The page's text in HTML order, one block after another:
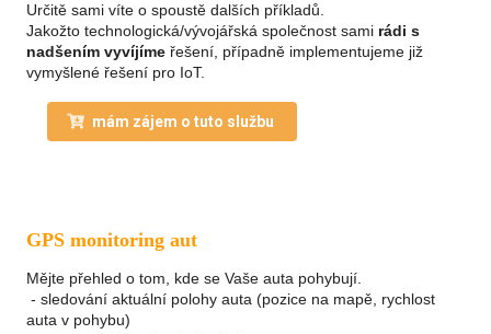
Určitě sami víte o spoustě dalších příkladů.
Jakožto technologická/vývojářská společnost sami rádi s
nadšením vyvíjíme řešení, případně implementujeme již
vymyšlené řešení pro IoT.
mám zájem o tuto službu
GPS monitoring aut
Mějte přehled o tom, kde se Vaše auta pohybují.
- sledování aktuální polohy auta (pozice na mapě, rychlost
auta v pohybu)